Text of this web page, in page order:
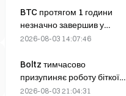
наближаються до $6,000
за тонну
BTC протягом 1 години
незначно завершив у
плюсі на 0,12%:
синхронізація з
макроекономічними
настроями підштовхнули
2026-08-03 14:07:46
Boltz тимчасово
призупиняє роботу біткоїн-
мосту безстроково після
2026-08-03 21:04:31